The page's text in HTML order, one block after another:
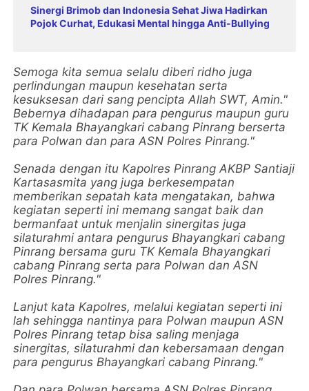
Sinergi Brimob dan Indonesia Sehat Jiwa Hadirkan
Pojok Curhat, Edukasi Mental hingga Anti-Bullying
Semoga kita semua selalu diberi ridho juga
perlindungan maupun kesehatan serta
kesuksesan dari sang pencipta Allah SWT, Amin."
Bebernya dihadapan para pengurus maupun guru
TK Kemala Bhayangkari cabang Pinrang berserta
para Polwan dan para ASN Polres Pinrang."
Senada dengan itu Kapolres Pinrang AKBP Santiaji
Kartasasmita yang juga berkesempatan
memberikan sepatah kata mengatakan, bahwa
kegiatan seperti ini memang sangat baik dan
bermanfaat untuk menjalin sinergitas juga
silaturahmi antara pengurus Bhayangkari cabang
Pinrang bersama guru TK Kemala Bhayangkari
cabang Pinrang serta para Polwan dan ASN
Polres Pinrang."
Lanjut kata Kapolres, melalui kegiatan seperti ini
lah sehingga nantinya para Polwan maupun ASN
Polres Pinrang tetap bisa saling menjaga
sinergitas, silaturahmi dan kebersamaan dengan
para pengurus Bhayangkari cabang Pinrang."